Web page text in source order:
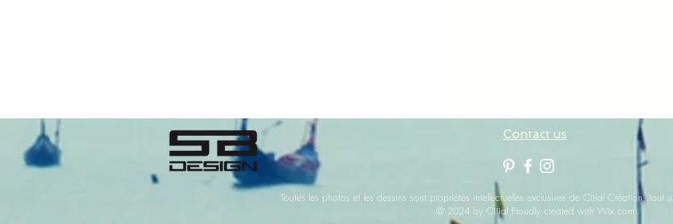
Contact us
Toutes les photos et les dessins sont propriétés intellectuelles exclusives de Citial Création, tout
© 2024 by Citial Proudly created with Wix.com